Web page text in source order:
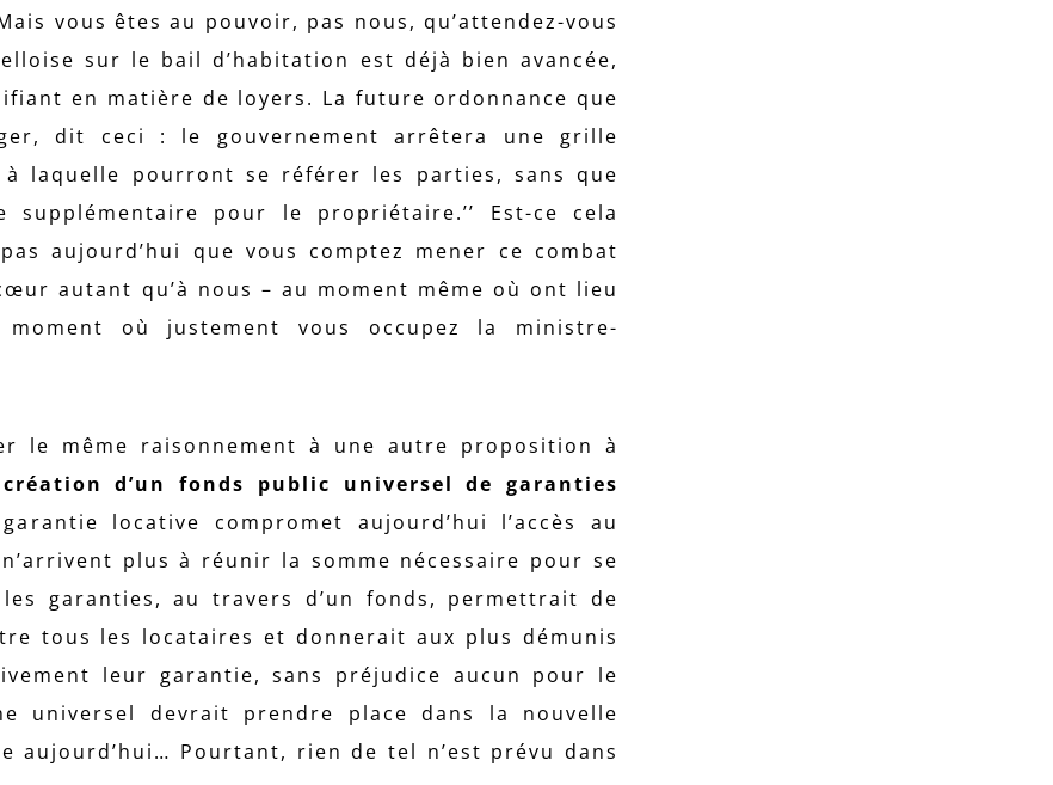
vous êtes au pouvoir, pas nous, qu’attendez-vous
sur le bail d’habitation est déjà bien avancée,
en matière de loyers. La future ordonnance que
dit ceci : le gouvernement arrêtera une grille
laquelle pourront se référer les parties, sans que
pour le propriétaire.’’ Est-ce cela
aujourd’hui que vous comptez mener ce combat
autant qu’à nous – au moment même où ont lieu
où justement vous occupez la ministre-
le même raisonnement à une autre proposition à
création d’un fonds public universel de garanties
locative compromet aujourd’hui l’accès au
plus à réunir la somme nécessaire pour se
garanties, au travers d’un fonds, permettrait de
tous les locataires et donnerait aux plus démunis
leur garantie, sans préjudice aucun pour le
universel devrait prendre place dans la nouvelle
aujourd’hui… Pourtant, rien de tel n’est prévu dans